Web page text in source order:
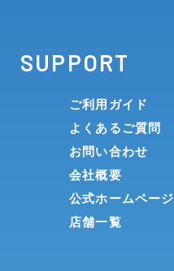
SUPPORT
ご利用ガイド
よくあるご質問
お問い合わせ
会社概要
公式ホームページ
店舗一覧